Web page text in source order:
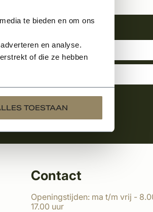
te bieden en om ons
en analyse.
of die ze hebben
TOESTAAN
Contact
Openingstijden: ma t/m vrij -
17.00 uur